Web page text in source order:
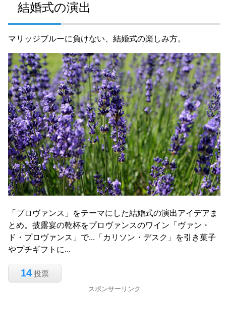
結婚式の演出
マリッジブルーに負けない、結婚式の楽しみ方。
「プロヴァンス」をテーマにした結婚式の演出アイデアま
とめ。披露宴の乾杯をプロヴァンスのワイン「ヴァン・
ド・プロヴァンス」で...「カリソン・デスク」を引き菓子
やプチギフトに...
14 投票
スポンサーリンク